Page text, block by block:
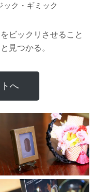
ク・ギミック
ビックリさせること
見つかる。
へ